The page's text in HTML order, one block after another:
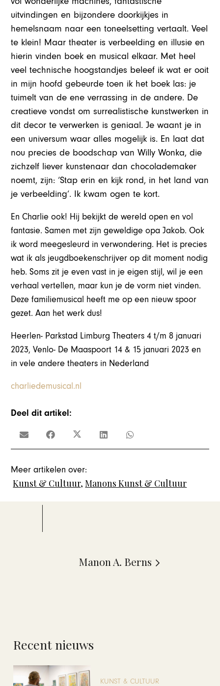
uitvindingen en bijzondere doorkijkjes in
hemelsnaam naar een toneelsetting vertaalt. Veel
te klein! Maar theater is verbeelding en illusie en
hierin vinden boek en musical elkaar. Met heel
veel technische hoogstandjes beleef ik wat er ooit
in mijn hoofd gebeurde toen ik het boek las: je
tuimelt van de ene verrassing in de andere. De
creatieve vondst om surrealistische kunstwerken in
dit decor te verwerken is geniaal. Je waant je in
een universum waar alles mogelijk is. En laat dat
nou precies de boodschap van Willy Wonka, die
zichzelf liever kunstenaar dan chocolademaker
noemt, zijn: ‘Stap erin en kijk rond, in het land van
je verbeelding’. Ik kwam ogen te kort.
En Charlie ook! Hij bekijkt de wereld open en vol
fantasie. Samen met zijn geweldige opa Jakob. Ook
ik word meegesleurd in verwondering. Het is precies
wat ik als jeugdboekenschrijver op dit moment nodig
heb. Soms zit je even vast in je eigen stijl, wil je een
verhaal vertellen, maar kun je de vorm niet vinden.
Deze familiemusical heeft me op een nieuw spoor
gezet. Aan het werk dus!
Heerlen- Parkstad Limburg Theaters 4 t/m 8 januari
2023, Venlo- De Maaspoort 14 & 15 januari 2023 en
in vele andere theaters in Nederland
charliedemusical.nl
Deel dit artikel:
Meer artikelen over:
Kunst & Cultuur,Manons Kunst & Cultuur
Manon A. Berns
Recent nieuws
KUNST & CULTUUR